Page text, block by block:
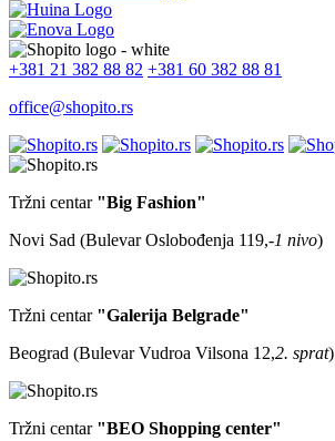
+381 21 382 88 82 +381 60 382 88 81
office@shopito.rs
Tržni centar "Big Fashion"
Novi Sad (Bulevar Oslobođenja 119,-1 nivo)
Tržni centar "Galerija Belgrade"
Beograd (Bulevar Vudroa Vilsona 12,2. sprat)
Tržni centar "BEO Shopping center"